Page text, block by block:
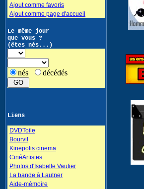
Ajout comme favoris
Ajout comme page d'accueil
Le même jour
que vous ?
(êtes nés...)
nés décédés
Liens
DVDToile
Bourvil
Kinepolis cinema
CinéArtistes
Photos d'Isabelle Vautier
La bande à Lautner
Aide-mémoire